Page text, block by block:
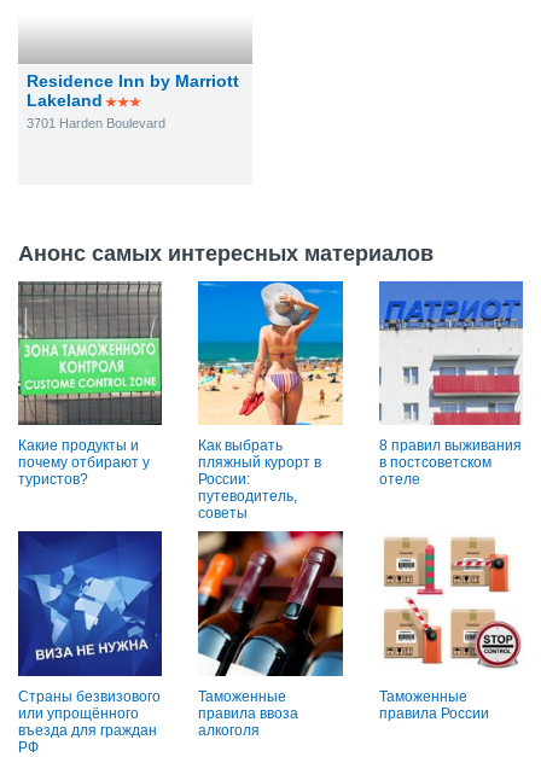
Residence Inn by Marriott
Lakeland
3701 Harden Boulevard
Анонс самых интересных материалов
Какие продукты и
почему отбирают у
туристов?
Как выбрать
пляжный курорт в
России:
путеводитель,
советы
8 правил выживания
в постсоветском
отеле
Страны безвизового
или упрощённого
въезда для граждан
РФ
Таможенные
правила ввоза
алкоголя
Таможенные
правила России